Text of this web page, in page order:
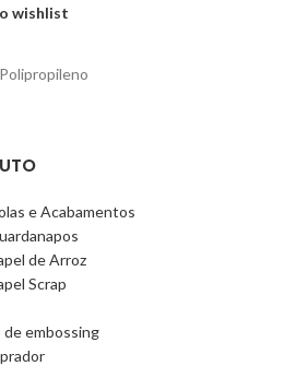
wishlist
Polipropileno
e Acabamentos
de Arroz
Scrap
de embossing